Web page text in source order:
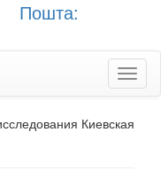
Пошта:
Киевская